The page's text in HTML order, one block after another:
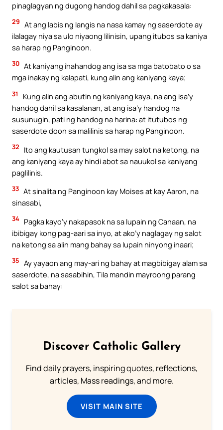
pinaglagyan ng dugong handog dahil sa pagkakasala:
29 At ang labis ng langis na nasa kamay ng saserdote ay
ilalagay niya sa ulo niyaong lilinisin, upang itubos sa kaniya
sa harap ng Panginoon.
30 At kaniyang ihahandog ang isa sa mga batobato o sa
mga inakay ng kalapati, kung alin ang kaniyang kaya;
31
Kung alin ang abutin ng kaniyang kaya, na ang isa’y
handog dahil sa kasalanan, at ang isa’y handog na
susunugin, pati ng handog na harina: at itutubos ng
saserdote doon sa malilinis sa harap ng Panginoon.
32
Ito ang kautusan tungkol sa may salot na ketong, na
ang kaniyang kaya ay hindi abot sa nauukol sa kaniyang
paglilinis.
33 At sinalita ng Panginoon kay Moises at kay Aaron, na
sinasabi,
34 Pagka kayo’y nakapasok na sa lupain ng Canaan, na
ibibigay kong pag-aari sa inyo, at ako’y naglagay ng salot
na ketong sa alin mang bahay sa lupain ninyong inaari;
35 Ay yayaon ang may-ari ng bahay at magbibigay alam sa
saserdote, na sasabihin, Tila mandin mayroong parang
salot sa bahay:
Discover Catholic Gallery
Find daily prayers, inspiring quotes, reflections,
articles, Mass readings, and more.
VISIT MAIN SITE